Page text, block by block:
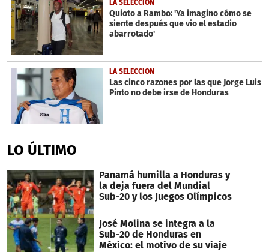
LA SELECCIÓN
Quioto a Rambo: 'Ya imagino cómo se
siente después que vio el estadio
abarrotado'
LA SELECCIÓN
Las cinco razones por las que Jorge Luis
Pinto no debe irse de Honduras
LO ÚLTIMO
Panamá humilla a Honduras y
la deja fuera del Mundial
Sub-20 y los Juegos Olímpicos
José Molina se integra a la
Sub-20 de Honduras en
México: el motivo de su viaje